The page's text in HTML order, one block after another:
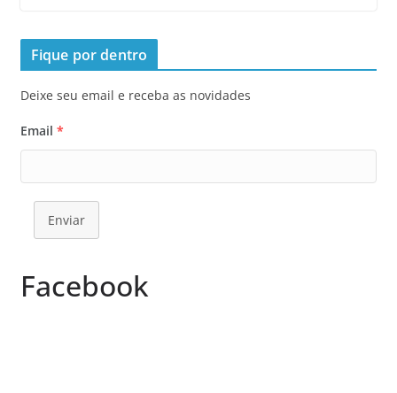
Fique por dentro
Deixe seu email e receba as novidades
Email *
Enviar
Facebook